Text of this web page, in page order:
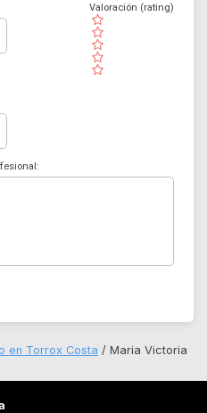
( )
( )
( )
( )
( )
Valoración (rating)
en Torrox Costa
Maria Victoria